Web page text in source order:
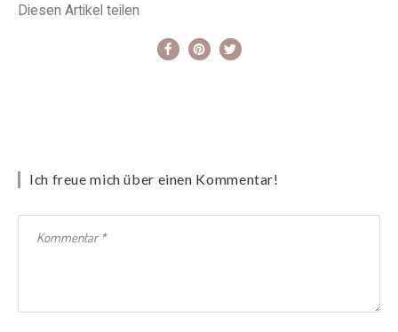
Diesen Artikel teilen
Ich freue mich über einen Kommentar!